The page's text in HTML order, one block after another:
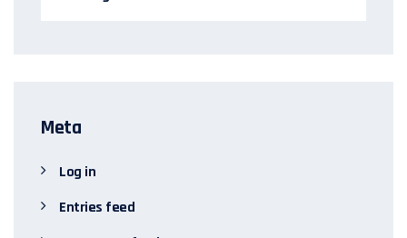
Meta
Log in
Entries feed